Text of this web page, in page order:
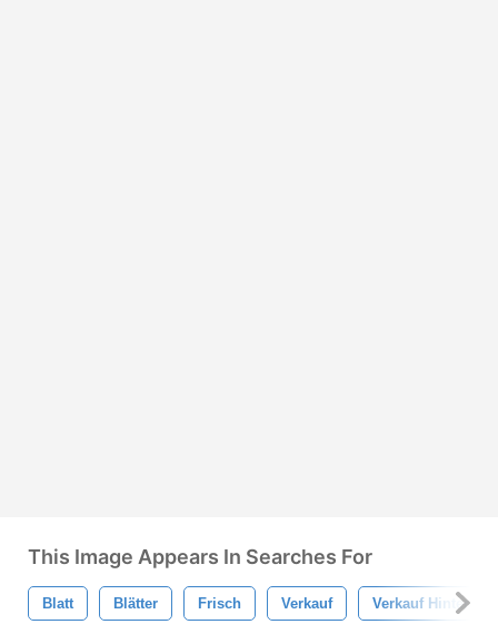
This Image Appears In Searches For
Blatt Blätter Frisch Verkauf Verkauf